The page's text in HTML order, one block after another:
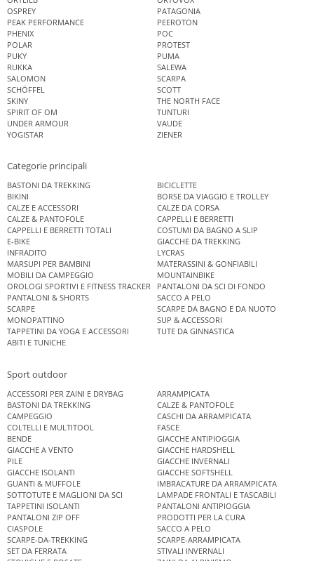
OSPREY
PATAGONIA
PEAK PERFORMANCE
PEEROTON
PHENIX
POC
POLAR
PROTEST
PUKY
PUMA
RUKKA
SALEWA
SALOMON
SCARPA
SCHÖFFEL
SCOTT
SKINY
THE NORTH FACE
SPIRIT OF OM
TUNTURI
UNDER ARMOUR
VAUDE
YOGISTAR
ZIENER
Categorie principali
BASTONI DA TREKKING
BICICLETTE
BIKINI
BORSE DA VIAGGIO E TROLLEY
CALZE E ACCESSORI
CALZE DA CORSA
CALZE & PANTOFOLE
CAPPELLI E BERRETTI
CAPPELLI E BERRETTI TOTALI
COSTUMI DA BAGNO A SLIP
E-BIKE
GIACCHE DA TREKKING
INFRADITO
LYCRAS
MARSUPI PER BAMBINI
MATERASSINI & GONFIABILI
MOBILI DA CAMPEGGIO
MOUNTAINBIKE
OROLOGI SPORTIVI E FITNESS TRACKER
PANTALONI DA SCI DI FONDO
PANTALONI & SHORTS
SACCO A PELO
SCARPE
SCARPE DA BAGNO E DA NUOTO
MONOPATTINO
SUP & ACCESSORI
TAPPETINI DA YOGA E ACCESSORI
TUTE DA GINNASTICA
ABITI E TUNICHE
Sport outdoor
ACCESSORI PER ZAINI E DRYBAG
ARRAMPICATA
BASTONI DA TREKKING
CALZE & PANTOFOLE
CAMPEGGIO
CASCHI DA ARRAMPICATA
COLTELLI E MULTITOOL
FASCE
BENDE
GIACCHE ANTIPIOGGIA
GIACCHE A VENTO
GIACCHE HARDSHELL
PILE
GIACCHE INVERNALI
GIACCHE ISOLANTI
GIACCHE SOFTSHELL
GUANTI & MUFFOLE
IMBRACATURE DA ARRAMPICATA
SOTTOTUTE E MAGLIONI DA SCI
LAMPADE FRONTALI E TASCABILI
TAPPETINI ISOLANTI
PANTALONI ANTIPIOGGIA
PANTALONI ZIP OFF
PRODOTTI PER LA CURA
CIASPOLE
SACCO A PELO
SCARPE-DA-TREKKING
SCARPE-ARRAMPICATA
SET DA FERRATA
STIVALI INVERNALI